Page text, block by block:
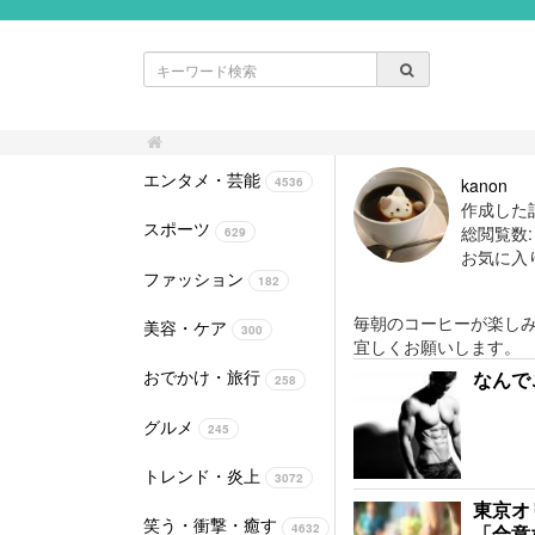
エンタメ・芸能 4536
スポーツ 629
ファッション 182
美容・ケア 300
おでかけ・旅行 258
グルメ 245
トレンド・炎上 3072
笑う・衝撃・癒す 4632
kanon
作成した
総閲覧数
お気に入
毎朝のコーヒーが楽し
宜しくお願いします。
なん
東京